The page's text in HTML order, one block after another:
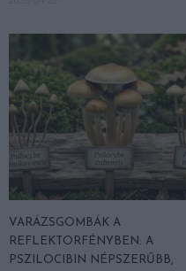
VARÁZSGOMBÁK A
REFLEKTORFÉNYBEN: A
PSZILOCIBIN NÉPSZERŰBB,